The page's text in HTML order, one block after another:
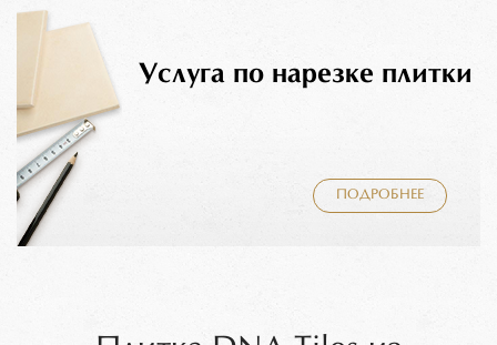
Услуга по нарезке плитки
ПОДРОБНЕЕ